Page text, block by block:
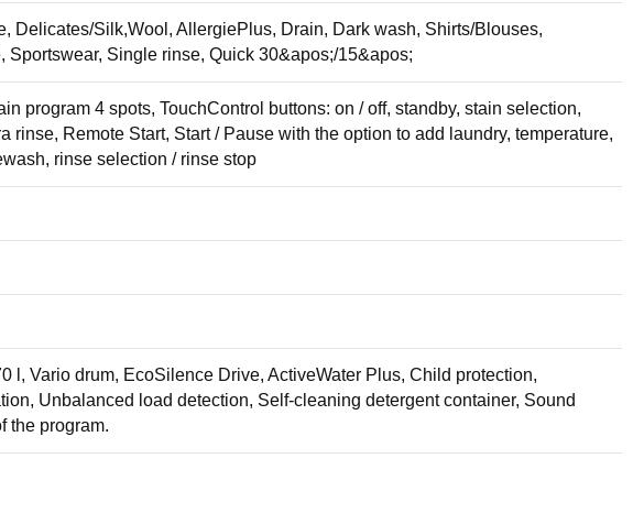
Delicates/Silk,Wool, AllergiePlus, Drain, Dark wash, Shirts/Blouses,
Sportswear, Single rinse, Quick 30&apos;/15&apos;
program 4 spots, TouchControl buttons: on / off, standby, stain selection,
rinse, Remote Start, Start / Pause with the option to add laundry, temperature,
rinse selection / rinse stop
l, Vario drum, EcoSilence Drive, ActiveWater Plus, Child protection,
Unbalanced load detection, Self-cleaning detergent container, Sound
the program.